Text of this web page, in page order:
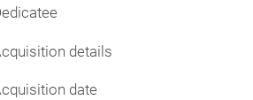
details
date